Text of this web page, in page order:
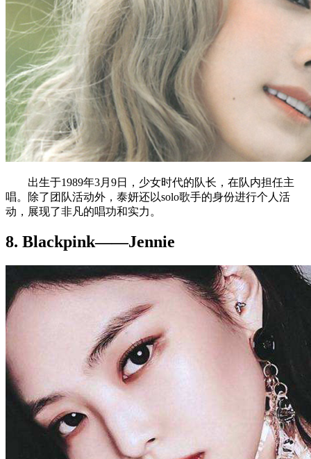
出生于1989年3月9日，少女时代的队长，在队内担任主
唱。除了团队活动外，泰妍还以solo歌手的身份进行个人活
动，展现了非凡的唱功和实力。
8. Blackpink——Jennie